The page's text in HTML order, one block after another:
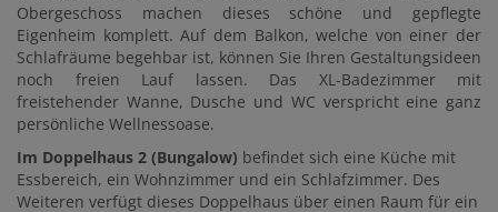
Obergeschoss machen dieses schöne und gepflegte
Eigenheim komplett. Auf dem Balkon, welche von einer der
Schlafräume begehbar ist, können Sie Ihren Gestaltungsideen
noch freien Lauf lassen. Das XL-Badezimmer mit
freistehender Wanne, Dusche und WC verspricht eine ganz
persönliche Wellnessoase.
Im Doppelhaus 2 (Bungalow) befindet sich eine Küche mit
Essbereich, ein Wohnzimmer und ein Schlafzimmer. Des
Weiteren verfügt dieses Doppelhaus über einen Raum für ein